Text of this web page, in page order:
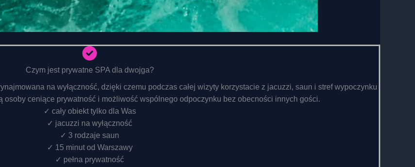
Czym jest prywatne SPA dla dwojga?
na wyłączność, dzięki czemu podczas całej wizyty korzystacie z jacuzzi, saun i stref wypoczynku
osoby ceniące prywatność i możliwość wspólnego odpoczynku bez obecności innych gości.
✓ cały obiekt tylko dla Was
✓ jacuzzi na wyłączność
✓ 3 rodzaje saun
✓ 15 minut od Warszawy
✓ pełna prywatność